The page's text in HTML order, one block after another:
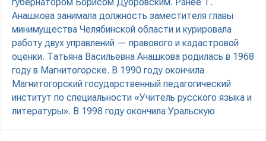
губернатором Борисом Дубровским. Ранее Т.
Анашкова занимала должность заместителя главы
минимущества Челябинской области и курировала
работу двух управлений — правового и кадастровой
оценки. Татьяна Васильевна Анашкова родилась в 1968
году в Магнитогорске. В 1990 году окончила
Магнитогорский государственный педагогический
институт по специальности «Учитель русского языка и
литературы». В 1998 году окончила Уральскую